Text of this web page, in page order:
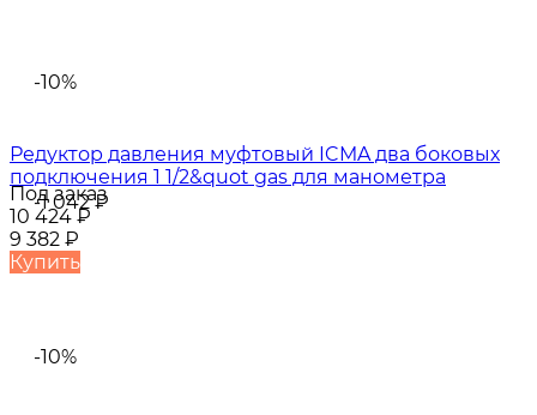
-10%
-1 042₽
Редуктор давления муфтовый ICMA два боковых
подключения 1 1/2&quot gas для манометра
Под заказ
10 424₽
9 382 ₽
Купить
-10%